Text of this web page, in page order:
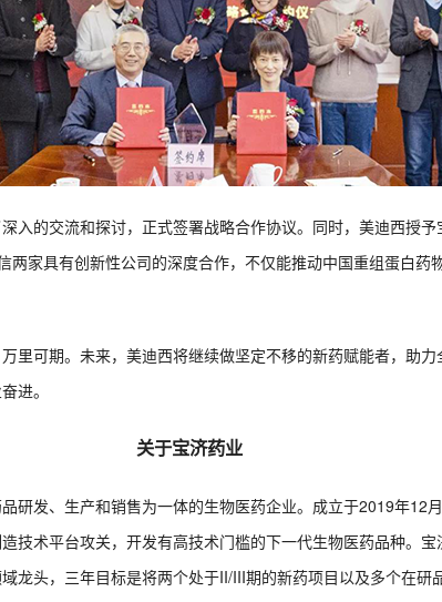
入的交流和探讨，正式签署战略合作协议。同时，美迪西授予
两家具有创新性公司的深度合作，不仅能推动中国重组蛋白药
里可期。未来，美迪西将继续做坚定不移的新药赋能者，助
进。
关于宝济药业
研发、生产和销售为一体的生物医药企业。成立于2019年12
技术平台攻关，开发有高技术门槛的下一代生物医药品种。
龙头，三年目标是将两个处于II/III期的新药项目以及多个在研